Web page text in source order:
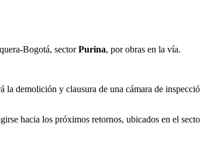
Bogotá, sectorPurina, por obras en la vía.
demolición y clausura de una cámara de
hacia los próximos retornos, ubicados en el